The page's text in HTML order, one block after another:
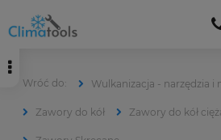
Wulkanizacja - narzędzia i
Zawory do kół Zawory do kół